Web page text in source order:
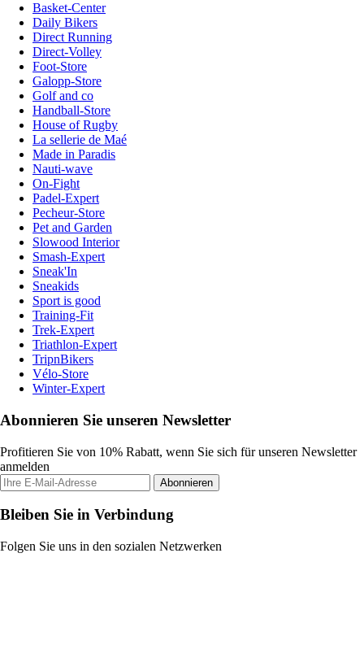
Basket-Center
Daily Bikers
Direct Running
Direct-Volley
Foot-Store
Galopp-Store
Golf and co
Handball-Store
House of Rugby
La sellerie de Maé
Made in Paradis
Nauti-wave
On-Fight
Padel-Expert
Pecheur-Store
Pet and Garden
Slowood Interior
Smash-Expert
Sneak'In
Sneakids
Sport is good
Training-Fit
Trek-Expert
Triathlon-Expert
TripnBikers
Vélo-Store
Winter-Expert
Abonnieren Sie unseren Newsletter
Profitieren Sie von 10% Rabatt, wenn Sie sich für unseren Newsletter
anmelden
Abonnieren
Bleiben Sie in Verbindung
Folgen Sie uns in den sozialen Netzwerken